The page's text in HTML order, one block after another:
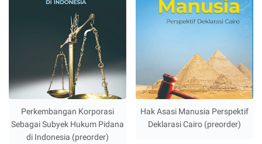
Perkembangan Korporasi
Sebagai Subyek Hukum Pidana
di Indonesia (preorder)
Hak Asasi Manusia Perspektif
Deklarasi Cairo (preorder)